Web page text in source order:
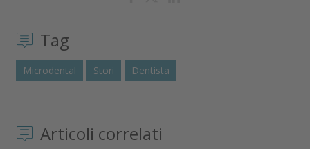
Tag
Microdental Stori Dentista
Articoli correlati